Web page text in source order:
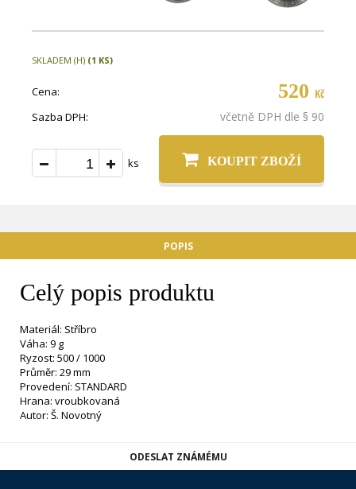
SKLADEM (H) (1 KS)
Cena: 520 Kč
Sazba DPH: včetně DPH dle § 90
ks KOUPIT ZBOŽÍ
POPIS
Celý popis produktu
Materiál: Stříbro
Váha: 9 g
Ryzost: 500 / 1000
Průměr: 29 mm
Provedení: STANDARD
Hrana: vroubkovaná
Autor: Š. Novotný
ODESLAT ZNÁMÉMU